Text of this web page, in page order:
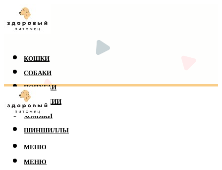
КОШКИ
СОБАКИ
ПОПУГАИ
РЕПТИЛИИ
ХОМЯКИ
ШИНШИЛЛЫ
МЕНЮ
МЕНЮ